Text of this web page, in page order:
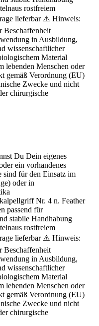
rostfreiem
lieferbar ⚠️ Hinweis:
Beschaffenheit
in Ausbildung,
wissenschaftlicher
Material
lebenden Menschen oder
gemäß Verordnung (EU)
Zwecke und nicht
chirurgische
Du Dein eigenes
ein vorhandenes
sind für den Einsatz im
oder in
Nr. 4 n. Feather
passend für
stabile Handhabung
rostfreiem
lieferbar ⚠️ Hinweis:
Beschaffenheit
in Ausbildung,
wissenschaftlicher
Material
lebenden Menschen oder
gemäß Verordnung (EU)
Zwecke und nicht
chirurgische